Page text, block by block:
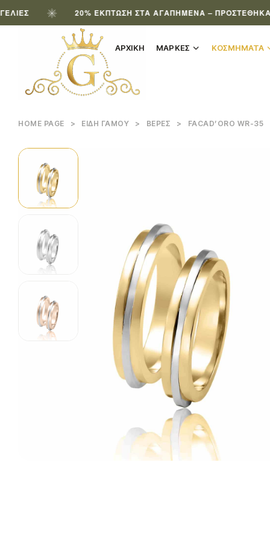
20% ΈΚΠΤΩΣΗ ΣΤΑ ΑΓΑΠΗΜΈΝΑ – ΠΡΟΣΤΈΘΗΚΑΝ ΝΈΑ
ΑΡΧΙΚΗ ΜΑΡΚΕΣ ΚΟΣΜΗΜΑΤΑ
HOME PAGE > ΕΊΔΗ ΓΆΜΟΥ > ΒΈΡΕΣ > FACAD’ORO WR-35